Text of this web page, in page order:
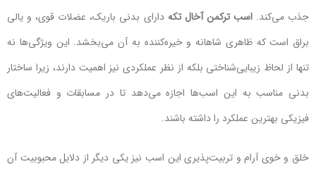
جذب می‌کند.اسب ترکمن آخال تکه دارای بدنی باریک، عضلات قوی، و یالی
براق است که ظاهری شاهانه و خیره‌کننده به آن می‌بخشد. این ویژگی‌ها نه
تنها از لحاظ زیبایی‌شناختی بلکه از نظر عملکردی نیز اهمیت دارند، زیرا ساختار
بدنی مناسب به این اسب‌ها اجازه می‌دهد تا در مسابقات و فعالیت‌های
فیزیکی بهترین عملکرد را داشته باشند.
خلق و خوی آرام و تربیت‌پذیری این اسب نیز یکی دیگر از دلایل محبوبیت آن